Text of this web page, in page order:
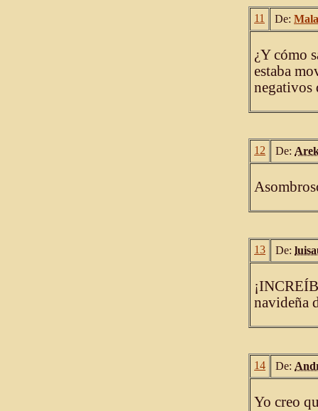
11 De:
¿Y cómo
estaba
negativos
12 De:
13 De:
navideña
14 De:
Yo creo